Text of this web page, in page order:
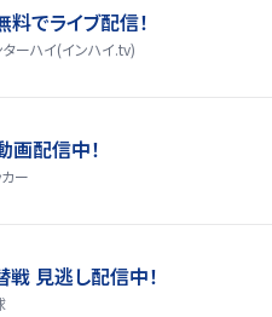
でライブ配信！
ターハイ(インハイ.tv)
画配信中！
ー
見逃し配信中！